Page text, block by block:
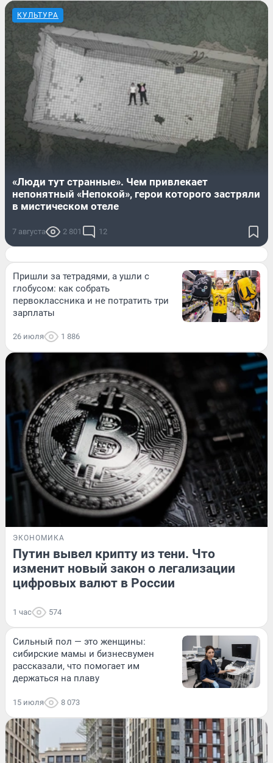
КУЛЬТУРА
«Люди тут странные». Чем привлекает
непонятный «Непокой», герои которого застряли
в мистическом отеле
7 августа 2 801 12
Пришли за тетрадями, а ушли с
глобусом: как собрать
первоклассника и не потратить три
зарплаты
26 июля 1 886
ЭКОНОМИКА
Путин вывел крипту из тени. Что
изменит новый закон о легализации
цифровых валют в России
1 час 574
Сильный пол — это женщины:
сибирские мамы и бизнесвумен
рассказали, что помогает им
держаться на плаву
15 июля 8 073